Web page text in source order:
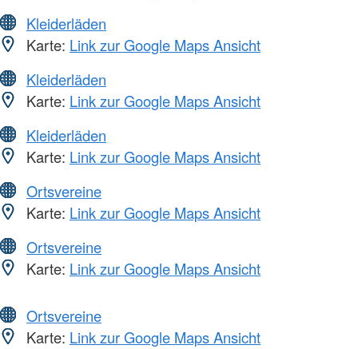
Kleiderläden
Karte: Link zur Google Maps Ansicht
Kleiderläden
Karte: Link zur Google Maps Ansicht
Kleiderläden
Karte: Link zur Google Maps Ansicht
Ortsvereine
Karte: Link zur Google Maps Ansicht
Ortsvereine
Karte: Link zur Google Maps Ansicht
Ortsvereine
Karte: Link zur Google Maps Ansicht